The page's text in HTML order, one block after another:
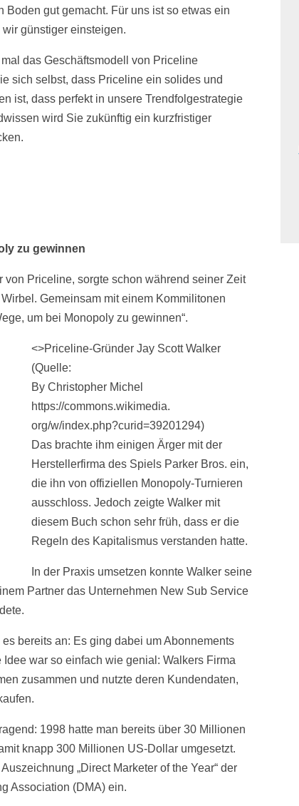
Boden gut gemacht. Für uns ist so etwas ein
günstiger einsteigen.
das Geschäftsmodell von Priceline
sich selbst, dass Priceline ein solides und
ist, dass perfekt in unsere Trendfolgestrategie
wird Sie zukünftig ein kurzfristiger
zu gewinnen
von Priceline, sorgte schon während seiner Zeit
Gemeinsam mit einem Kommilitonen
um bei Monopoly zu gewinnen“.
<>Priceline-Gründer Jay Scott Walker
(Quelle:
By Christopher Michel
https://commons.wikimedia.
org/w/index.php?curid=39201294)
Das brachte ihm einigen Ärger mit der
Herstellerfirma des Spiels Parker Bros. ein,
die ihn von offiziellen Monopoly-Turnieren
ausschloss. Jedoch zeigte Walker mit
diesem Buch schon sehr früh, dass er die
Regeln des Kapitalismus verstanden hatte.
In der Praxis umsetzen konnte Walker seine
Partner das Unternehmen New Sub Service
es bereits an: Es ging dabei um Abonnements
war so einfach wie genial: Walkers Firma
zusammen und nutzte deren Kundendaten,
1998 hatte man bereits über 30 Millionen
knapp 300 Millionen US-Dollar umgesetzt.
„Direct Marketer of the Year“ der
Association (DMA) ein.